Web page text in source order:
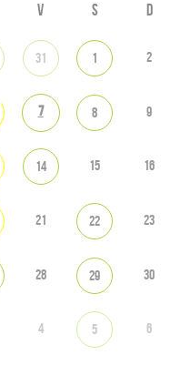
V S D
31 1 2
7 8 9
14 15 16
21 22 23
28 29 30
4 5 6